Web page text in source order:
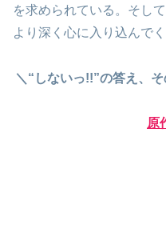
を求められている。そし
より深く心に入り込んでく
＼“しないっ!!”の答え、
原